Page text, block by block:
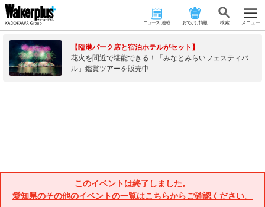
ニュース･連載 おでかけ情報 検 索 メニュー
【臨港パーク席と宿泊ホテルがセット】
花火を間近で堪能できる！「みなとみらいフェスティバ
ル」鑑賞ツアーを販売中
このイベントは終了しました。
愛知県のその他のイベントの一覧はこちらからご確認ください。